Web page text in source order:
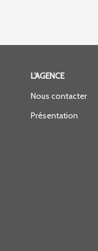
L'AGENCE
Nous contacter
Présentation